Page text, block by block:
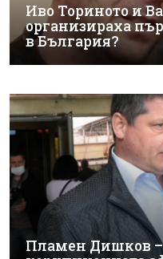
Иво Ториното и
организираха
в България?
Пламен Дишков –